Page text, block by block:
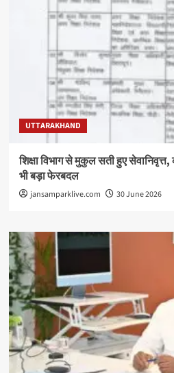
UTTARAKHAND
शिक्षा विभाग से मुकुल सती हुए सेवानिवृत्त,
भी बड़ा फेरबदल
jansamparklive.com 30 June 2026